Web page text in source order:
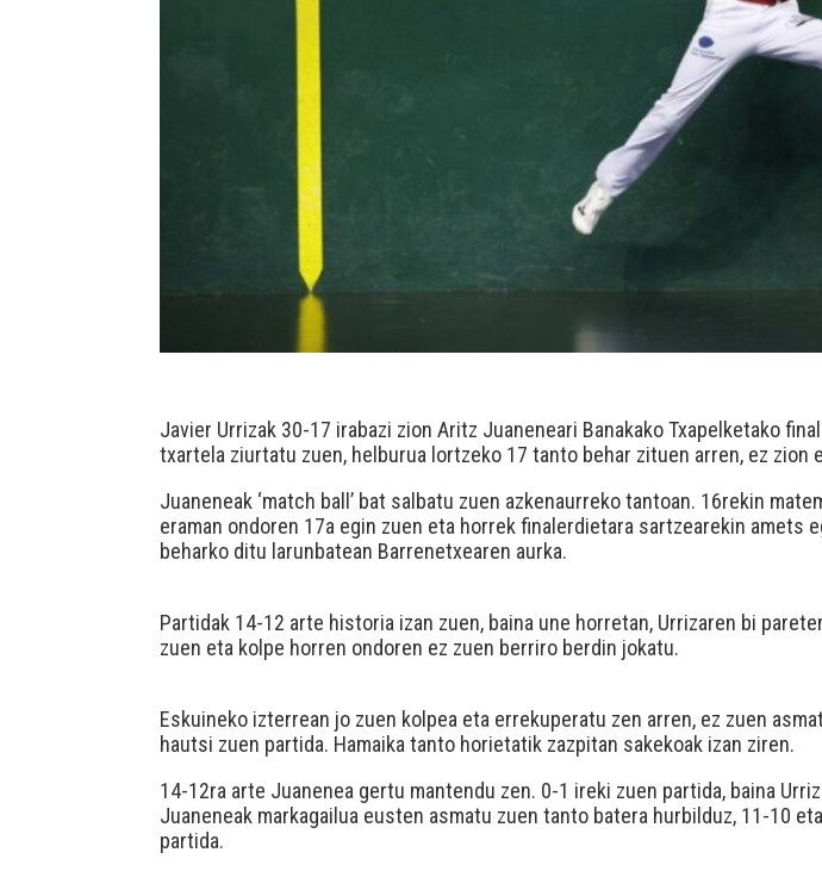
Javier Urrizak 30-17 irabazi zion Aritz Juaneneari Banakako Txapelketako
txartela ziurtatu zuen, helburua lortzeko 17 tanto behar zituen arren, ez
Juaneneak ‘match ball’ bat salbatu zuen azkenaurreko tantoan. 16rekin
eraman ondoren 17a egin zuen eta horrek finalerdietara sartzearekin amets
beharko ditu larunbatean Barrenetxearen aurka.
Partidak 14-12 arte historia izan zuen, baina une horretan, Urrizaren bi
zuen eta kolpe horren ondoren ez zuen berriro berdin jokatu.
Eskuineko izterrean jo zuen kolpea eta errekuperatu zen arren, ez zuen
hautsi zuen partida. Hamaika tanto horietatik zazpitan sakekoak izan ziren.
14-12ra arte Juanenea gertu mantendu zen. 0-1 ireki zuen partida, baina
Juaneneak markagailua eusten asmatu zuen tanto batera hurbilduz, 11-10
partida.